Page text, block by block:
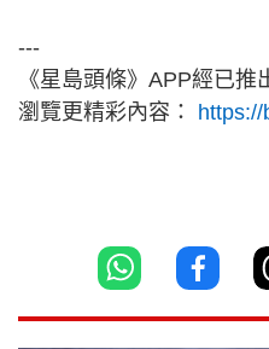
---
《星島頭條》APP經已推
瀏覽更精彩內容：